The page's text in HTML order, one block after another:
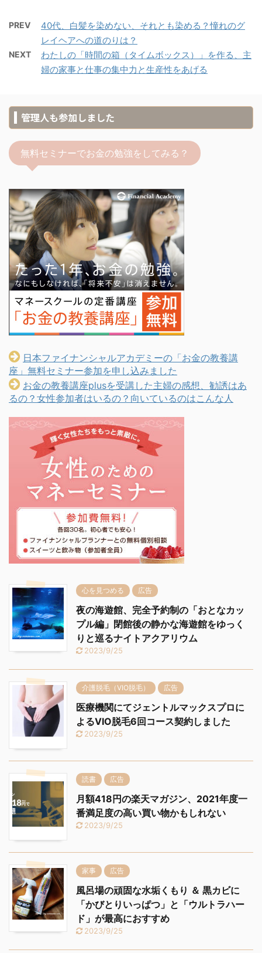
PREV
40代、白髪を染めない、それとも染める？憧れのグ
レイヘアへの道のりは？
NEXT
わたしの「時間の箱（タイムボックス）」を作る、主
婦の家事と仕事の集中力と生産性をあげる
管理人も参加しました
無料セミナーでお金の勉強をしてみる？
日本ファイナンシャルアカデミーの「お金の教養講
座」無料セミナー参加を申し込みました
お金の教養講座plusを受講した主婦の感想、勧誘はあ
るの？女性参加者はいるの？向いているのはこんな人
心を見つめる 広告
夜の海遊館、完全予約制の「おとなカッ
プル編」閉館後の静かな海遊館をゆっく
りと巡るナイトアクアリウム
2023/9/25
介護脱毛（VIO脱毛） 広告
医療機関にてジェントルマックスプロに
よるVIO脱毛6回コース契約しました
2023/9/25
読書 広告
月額418円の楽天マガジン、2021年度一
番満足度の高い買い物かもしれない
2023/9/25
家事 広告
風呂場の頑固な水垢くもり ＆ 黒カビに
「かびとりいっぱつ」と「ウルトラハー
ド」が最高におすすめ
2023/9/25